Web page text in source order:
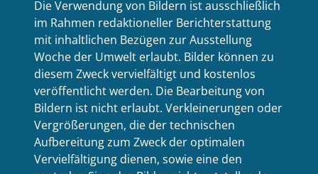
Die Verwendung von Bildern ist ausschließlich
im Rahmen redaktioneller Berichterstattung
mit inhaltlichen Bezügen zur Ausstellung
Woche der Umwelt erlaubt. Bilder können zu
diesem Zweck vervielfältigt und kostenlos
veröffentlicht werden. Die Bearbeitung von
Bildern ist nicht erlaubt. Verkleinerungen oder
Vergrößerungen, die der technischen
Aufbereitung zum Zweck der optimalen
Vervielfältigung dienen, sowie eine den